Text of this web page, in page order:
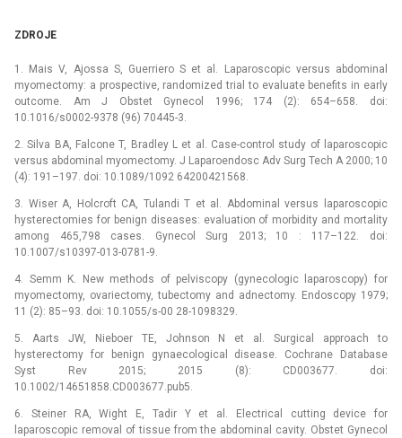
ZDROJE
1. Mais V, Ajossa S, Guerriero S et al. Laparoscopic versus abdominal
myomectomy: a prospective, randomized trial to evaluate benefits in early
outcome. Am J Obstet Gynecol 1996; 174 (2): 654–658. doi:
10.1016/s0002-9378 (96) 70445-3.
2. Silva BA, Falcone T, Bradley L et al. Case-control study of laparoscopic
versus abdominal myomectomy. J Laparoendosc Adv Surg Tech A 2000; 10
(4): 191–197. doi: 10.1089/1092 64200421568.
3. Wiser A, Holcroft CA, Tulandi T et al. Abdo­minal versus laparoscopic
hysterectomies for benign diseases: evaluation of morbidity and mortality
among 465,798 cases. Gynecol Surg 2013; 10 : 117–122. doi:
10.1007/s10397-013-0781-9.
4. Semm K. New methods of pelviscopy (gynecologic laparoscopy) for
myomectomy, ovariectomy, tubectomy and adnectomy. Endoscopy 1979;
11 (2): 85–93. doi: 10.1055/s-00 28-1098329.
5. Aarts JW, Nieboer TE, Johnson N et al. Surgical approach to
hysterectomy for benign gynaecological disease. Cochrane Database
Syst Rev 2015; 2015 (8): CD003677. doi:
10.1002/14651858.CD003677.pub5.
6. Steiner RA, Wight E, Tadir Y et al. Electrical cutting device for
laparoscopic removal of tissue from the abdominal cavity. Obstet Gynecol